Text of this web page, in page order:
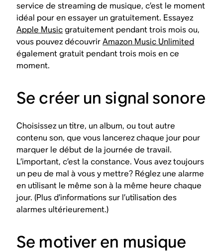
service de streaming de musique, c’est le moment
idéal pour en essayer un gratuitement. Essayez
Apple Musicgratuitement pendant trois mois ou,
vous pouvez découvrirAmazon Music Unlimited
également gratuit pendant trois mois en ce
moment.
Se créer un signal sonore
Choisissez un titre, un album, ou tout autre
contenu son, que vous lancerez chaque jour pour
marquer le début de la journée de travail.
L’important, c’est la constance. Vous avez toujours
un peu de mal à vous y mettre? Réglez une alarme
en utilisant le même son à la même heure chaque
jour. (Plus d’informations sur l’utilisation des
alarmes ultérieurement.)
Se motiver en musique